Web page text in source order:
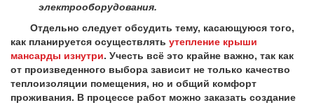
электрооборудования.
Отдельно следует обсудить тему, касающуюся того,
как планируется осуществлять утепление крыши
мансарды изнутри. Учесть всё это крайне важно, так как
от произведенного выбора зависит не только качество
теплоизоляции помещения, но и общий комфорт
проживания. В процессе работ можно заказать создание